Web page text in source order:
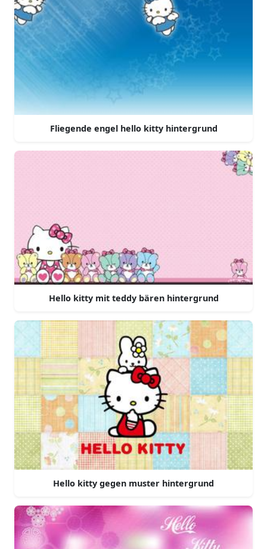
Fliegende engel hello kitty hintergrund
Hello kitty mit teddy bären hintergrund
Hello kitty gegen muster hintergrund